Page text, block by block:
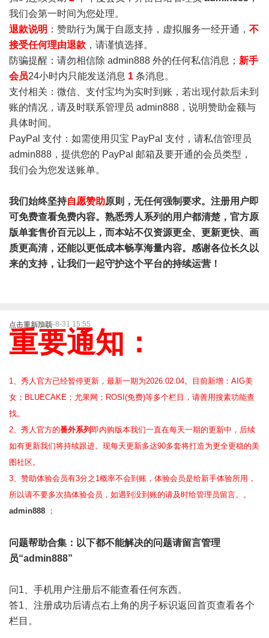
我们会第一时间为您处理。
退款说明 ：赞助行为属于自愿支持，虚拟服务一经开通， 不
接受任何理由退款 ，请谨慎选择。
防骗提醒：请勿相信除 admin888 外的任何私信消息； 新手
会员24小时内只能发送消息 1 条消息。
支付相关：微信、支付宝均为实时到账，若出现付款后未到
账的情况，请及时联系管理员 admin888，说明赞助金额与
具体时间。
PayPal 支付：如需使用贝宝 PayPal 支付，请私信管理员
admin888，提供您的 PayPal 邮箱及要开通的会员类型，
我们会为您发送账单。
我们始终坚持自愿赞助原则，无任何强制要求。注册用户即
可免费查看免费内容。熟悉秀人系列的用户都清楚，官方原
版单套售价百元以上，而本站不仅资源更全、更新更快、画
质更高清，还能以更低成本畅享海量内容。感谢各位长久以
来的支持，让我们一起守护这个平台的持续运营！
点击重新加载2025-8-31 15:55
重要通知：
1、秀人官方已经暂停更新，最新一期为2026.02.04。目前新增：AIG美
女；BLUECAKE；尤果网；ROSI(免费)等多个栏目，请善用搜素功能查
找。
2、 秀人官方的番外系列 即内购版本我们一直在每天一期的更新中，后续
如有更新我们将持续跟进。现每天更新多达90多套将打造为更全更稳的美
图社区。
3、赞助体验会员有3分之1概率不会到账，体验会员是给新手体验所用，
所以请不要多次搞体验会员，如遇到没到账的请及时给管理员留言。。
admin888 ；
问题帮助合集 ：以下都不能解决的问题请留言管理
员“admin888”
问1、手机用户注册后不能查看任何东西。
答1、注册成功后请点右上角的房子标识返回首页查看各个
栏目。